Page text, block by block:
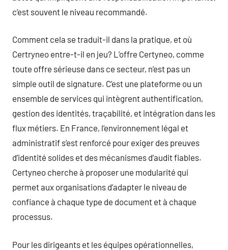
c’est souvent le niveau recommandé.
Comment cela se traduit-il dans la pratique, et où
Certryneo entre-t-il en jeu? L’offre Certyneo, comme
toute offre sérieuse dans ce secteur, n’est pas un
simple outil de signature. C’est une plateforme ou un
ensemble de services qui intègrent authentification,
gestion des identités, traçabilité, et intégration dans les
flux métiers. En France, l’environnement légal et
administratif s’est renforcé pour exiger des preuves
d’identité solides et des mécanismes d’audit fiables.
Certyneo cherche à proposer une modularité qui
permet aux organisations d’adapter le niveau de
confiance à chaque type de document et à chaque
processus.
Pour les dirigeants et les équipes opérationnelles,